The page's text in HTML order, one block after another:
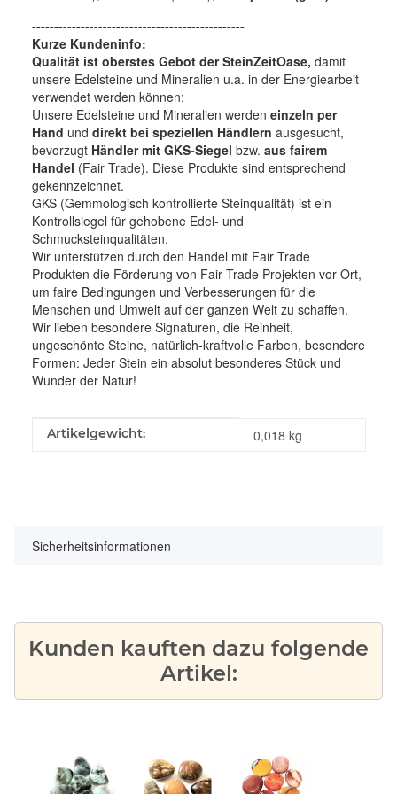
------------------------------------------------
Kurze Kundeninfo:
Qualität ist oberstes Gebot der SteinZeitOase, damit
unsere Edelsteine und Mineralien u.a. in der Energiearbeit
verwendet werden können:
Unsere Edelsteine und Mineralien werden einzeln per
Hand und direkt bei speziellen Händlern ausgesucht,
bevorzugt Händler mit GKS-Siegel bzw. aus fairem
Handel (Fair Trade). Diese Produkte sind entsprechend
gekennzeichnet.
GKS (Gemmologisch kontrollierte Steinqualität) ist ein
Kontrollsiegel für gehobene Edel- und
Schmucksteinqualitäten.
Wir unterstützen durch den Handel mit Fair Trade
Produkten die Förderung von Fair Trade Projekten vor Ort,
um faire Bedingungen und Verbesserungen für die
Menschen und Umwelt auf der ganzen Welt zu schaffen.
Wir lieben besondere Signaturen, die Reinheit,
ungeschönte Steine, natürlich-kraftvolle Farben, besondere
Formen: Jeder Stein ein absolut besonderes Stück und
Wunder der Natur!
Produkteigenschaft
Wert
Artikelgewicht: 0,018 kg
Sicherheitsinformationen
Kunden kauften dazu folgende
Artikel: